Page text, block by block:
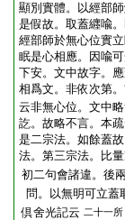
顯別實體。以經部
是假故。取蓋纒喩
經部師於無心位實
眠是心相應。因喩
下安。文中故字。
相爲文。非依次第
云非無心位。文中
訖。故略不言。本
是二宗法。如餘蓋
法。第三宗法。比
初二句會諸違。後
問。以無明可立蓋
倶舍光記云 二十一所